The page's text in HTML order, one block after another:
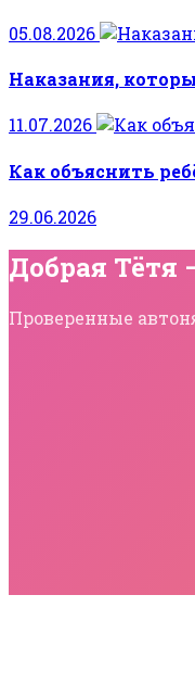
05.08.2026
Наказания,
11.07.2026
Как объяснить
29.06.2026
Добрая Тётя
Проверенные